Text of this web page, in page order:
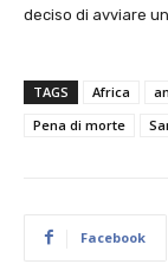
deciso di avviare
TAGS Africa
Pena di morte
Facebook